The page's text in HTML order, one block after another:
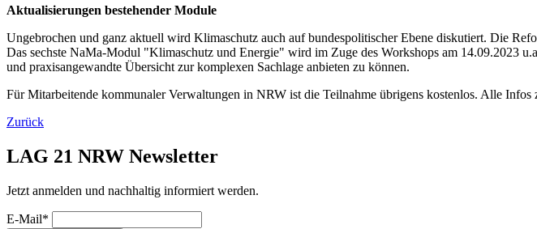
Aktualisierungen bestehender Module
Ungebrochen und ganz aktuell wird Klimaschutz auch auf bundespolitischer Ebene diskutiert. Die
Das sechste NaMa-Modul "Klimaschutz und Energie" wird im Zuge des Workshops am 14.09.2023
und praxisangewandte Übersicht zur komplexen Sachlage anbieten zu können.
Für Mitarbeitende kommunaler Verwaltungen in NRW ist die Teilnahme übrigens kostenlos. Alle
Zurück
LAG 21 NRW Newsletter
Jetzt anmelden und nachhaltig informiert werden.
E-Mail*